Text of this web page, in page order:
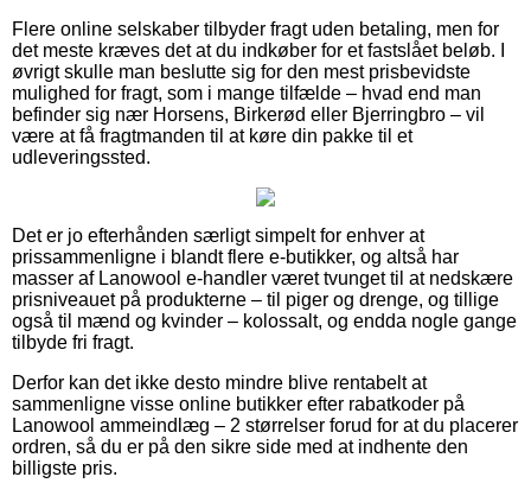
Flere online selskaber tilbyder fragt uden betaling, men for
det meste kræves det at du indkøber for et fastslået beløb. I
øvrigt skulle man beslutte sig for den mest prisbevidste
mulighed for fragt, som i mange tilfælde – hvad end man
befinder sig nær Horsens, Birkerød eller Bjerringbro – vil
være at få fragtmanden til at køre din pakke til et
udleveringssted.
Det er jo efterhånden særligt simpelt for enhver at
prissammenligne i blandt flere e-butikker, og altså har
masser af Lanowool e-handler været tvunget til at nedskære
prisniveauet på produkterne – til piger og drenge, og tillige
også til mænd og kvinder – kolossalt, og endda nogle gange
tilbyde fri fragt.
Derfor kan det ikke desto mindre blive rentabelt at
sammenligne visse online butikker efter rabatkoder på
Lanowool ammeindlæg – 2 størrelser forud for at du placerer
ordren, så du er på den sikre side med at indhente den
billigste pris.